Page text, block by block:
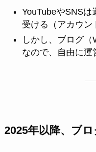
YouTubeやSNSは
受ける（アカウン
しかし、ブログ
なので、自由に運
2025年以降、ブ